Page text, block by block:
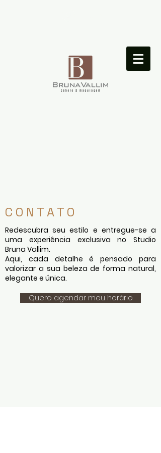
C O N T A T O
Redescubra seu estilo e entregue-se a
uma experiência exclusiva no Studio
Bruna Vallim.
Aqui, cada detalhe é pensado para
valorizar a sua beleza de forma natural,
elegante e única.
Quero agendar meu horário